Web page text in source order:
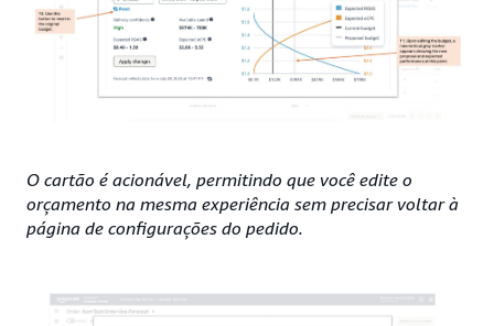
O cartão é acionável, permitindo que você edite o
orçamento na mesma experiência sem precisar voltar à
página de configurações do pedido.